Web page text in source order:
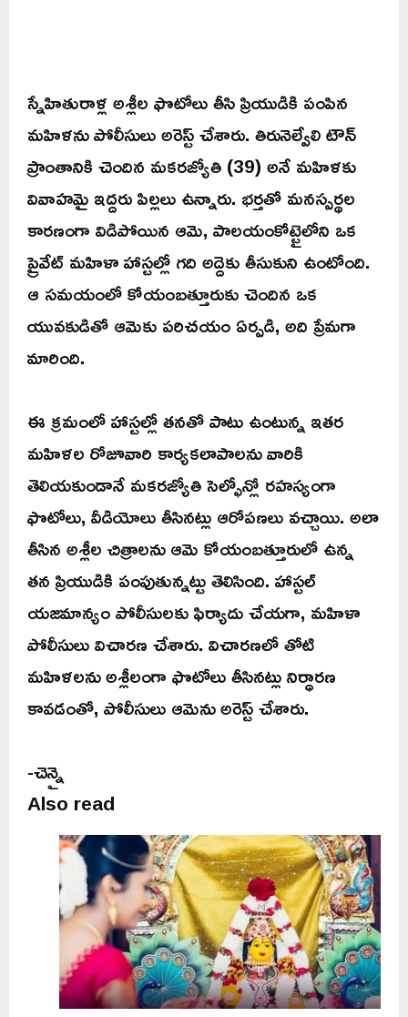
స్నేహితురాళ్ల అశ్లీల ఫొటోలు తీసి ప్రియుడికి పంపిన
మహిళను పోలీసులు అరెస్ట్ చేశారు. తిరునెల్వేలి టౌన్
ప్రాంతానికి చెందిన మకరజ్యోతి (39) అనే మహిళకు
వివాహమై ఇద్దరు పిల్లలు ఉన్నారు. భర్తతో మనస్పర్థల
కారణంగా విడిపోయిన ఆమె, పాలయంకోట్టైలోని ఒక
ప్రైవేట్ మహిళా హాస్టల్లో గది అద్దెకు తీసుకుని ఉంటోంది.
ఆ సమయంలో కోయంబత్తూరుకు చెందిన ఒక
యువకుడితో ఆమెకు పరిచయం ఏర్పడి, అది ప్రేమగా
మారింది.
ఈ క్రమంలో హాస్టల్లో తనతో పాటు ఉంటున్న ఇతర
మహిళల రోజూవారి కార్యకలాపాలను వారికి
తెలియకుండానే మకరజ్యోతి సెల్ఫోన్లో రహస్యంగా
ఫొటోలు, వీడియోలు తీసినట్లు ఆరోపణలు వచ్చాయి. అలా
తీసిన అశ్లీల చిత్రాలను ఆమె కోయంబత్తూరులో ఉన్న
తన ప్రియుడికి పంపుతున్నట్టు తెలిసింది. హాస్టల్
యజమాన్యం పోలీసులకు ఫిర్యాదు చేయగా, మహిళా
పోలీసులు విచారణ చేశారు. విచారణలో తోటి
మహిళలను అశ్లీలంగా ఫొటోలు తీసినట్లు నిర్ధారణ
కావడంతో, పోలీసులు ఆమెను అరెస్ట్ చేశారు.
-చెన్నై
Also read